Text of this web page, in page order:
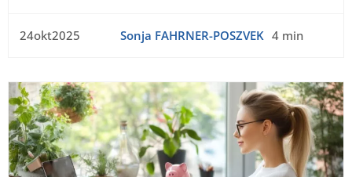
24okt2025 Sonja FAHRNER-POSZVEK 4 min